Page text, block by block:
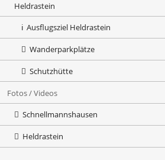
Heldrastein
Ausflugsziel Heldrastein
Wanderparkplätze
Schutzhütte
Fotos / Videos
Schnellmannshausen
Heldrastein